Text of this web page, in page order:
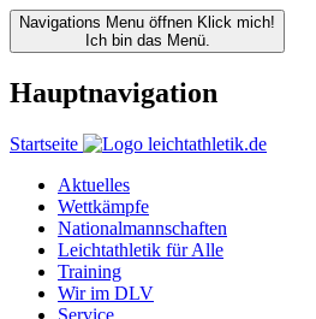
Navigations Menu öffnen Klick mich!
Ich bin das Menü.
Hauptnavigation
Startseite
Aktuelles
Wettkämpfe
Nationalmannschaften
Leichtathletik für Alle
Training
Wir im DLV
Service